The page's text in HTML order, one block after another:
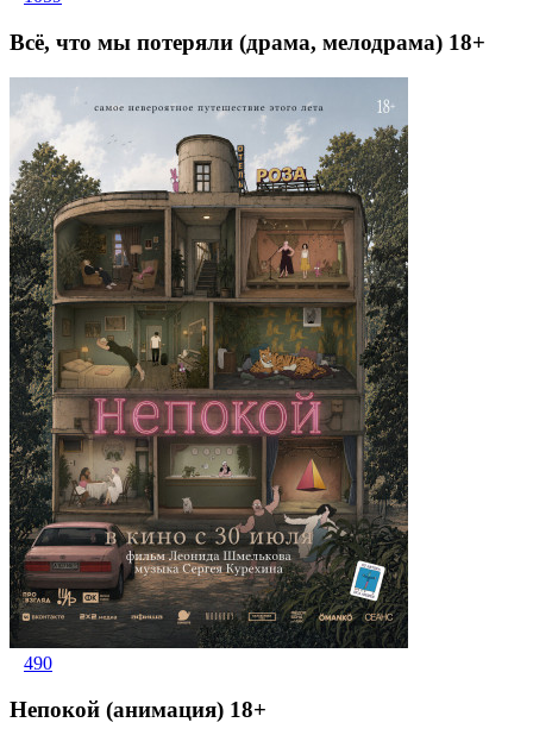
Всё, что мы потеряли (драма, мелодрама) 18+
490
Непокой (анимация) 18+